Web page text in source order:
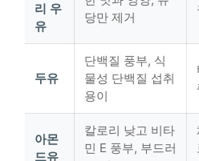
리 우
유
당만 제거
두유
단백질 풍부, 식
물성 단백질 섭취
용이
아몬
드유
칼로리 낮고 비타
민 E 풍부, 부드러